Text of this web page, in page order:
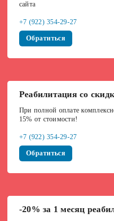
сайта
+7 (922) 354-29-27
Обратиться
Реабилитация со
При полной оплате
15% от стоимости!
+7 (922) 354-29-27
Обратиться
-20% за 1 месяц